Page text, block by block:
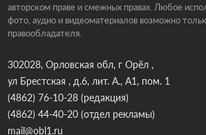
авторском праве и смежных правах. Любое
фото, аудио и видеоматериалов возможно
правообладателя.
302028, Орловская обл, г Орёл ,
ул Брестская , д.6, лит. А., А1, пом. 1
(4862) 76-10-28(редакция)
(4862) 44-40-20(отдел рекламы)
mail@obl1.ru